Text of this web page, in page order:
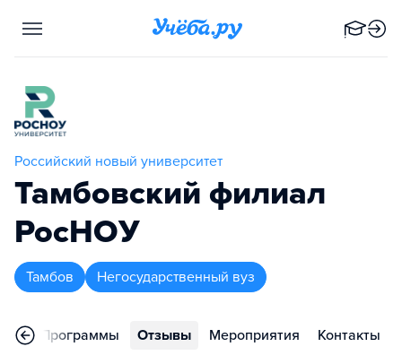
Российский новый университет
Тамбовский филиал
РосНОУ
Тамбов Негосударственный вуз
Программы Отзывы Мероприятия Контакты